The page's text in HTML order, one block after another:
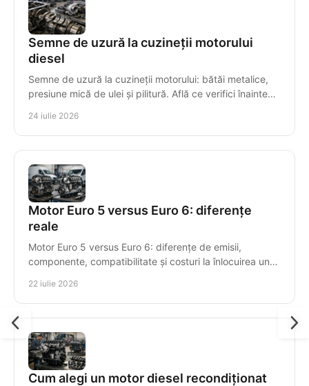
Semne de uzură la cuzineții motorului
diesel
Semne de uzură la cuzineții motorului: bătăi metalice,
presiune mică de ulei și pilitură. Află ce verifici înainte
24 iulie 2026
Motor Euro 5 versus Euro 6: diferențe
reale
Motor Euro 5 versus Euro 6: diferențe de emisii,
componente, compatibilitate și costuri la înlocuirea unui
22 iulie 2026
Cum alegi un motor diesel recondiționat